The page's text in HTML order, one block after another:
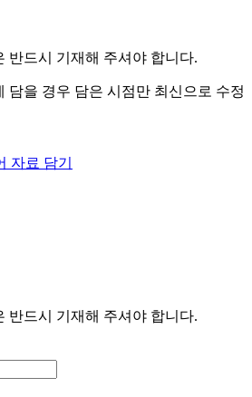
반드시 기재해 주셔야 합니다.
담을 경우 담은 시점만 최신으로 수정
자료 담기
반드시 기재해 주셔야 합니다.